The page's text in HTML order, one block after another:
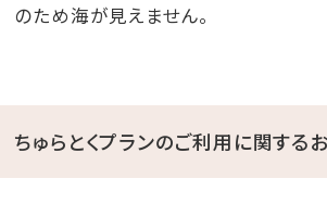
のため海が見えません。
ちゅらとくプランのご利用に関する